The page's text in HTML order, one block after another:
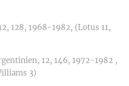
128, 1968-1982, (Lotus 11,
12, 146, 1972-1982 ,
3)